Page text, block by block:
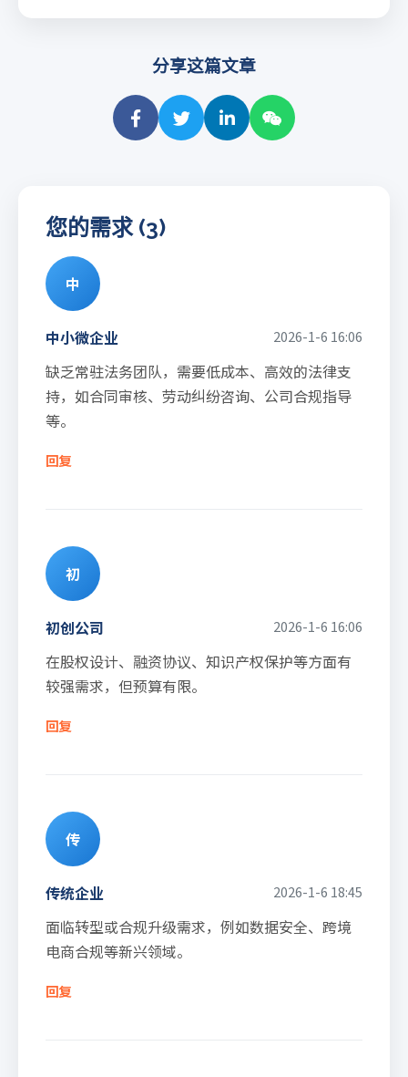
分享这篇文章
您的需求 (3)
中
中小微企业 2026-1-6 16:06
缺乏常驻法务团队，需要低成本、高效的法律支
持，如合同审核、劳动纠纷咨询、公司合规指导
等。
回复
初
初创公司 2026-1-6 16:06
在股权设计、融资协议、知识产权保护等方面有
较强需求，但预算有限。
回复
传
传统企业 2026-1-6 18:45
面临转型或合规升级需求，例如数据安全、跨境
电商合规等新兴领域。
回复